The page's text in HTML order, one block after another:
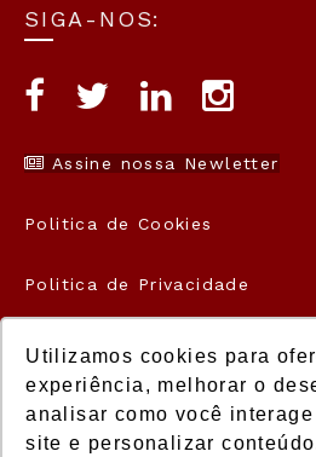
Utilizamos cookies para
experiência, melhorar o
analisar como você interage
site e personalizar
SIGA-NOS:
Assine nossa Newletter
Politica de Cookies
Politica de Privacidade
Termos de Uso